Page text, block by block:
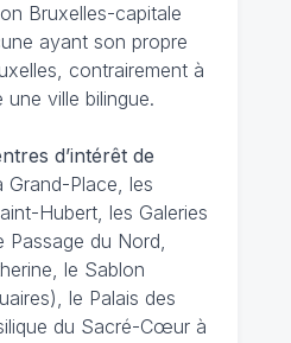
Bruxelles-capitale
ayant son propre
contrairement à
ville bilingue.
d’intérêt de
Grand-Place, les
Hubert, les Galeries
Passage du Nord,
le Sablon
le Palais des
du Sacré-Cœur à